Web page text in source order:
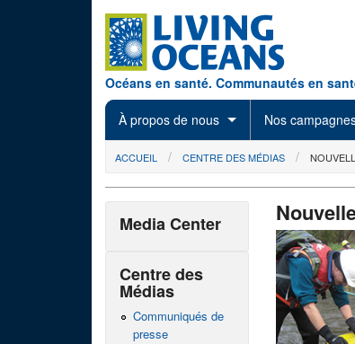
Océans en santé. Communautés en
À propos de nous Nos
You are here
ACCUEIL CENTRE DES MÉDIAS
Media Center
Centre des
Médias
Communiqués de
presse